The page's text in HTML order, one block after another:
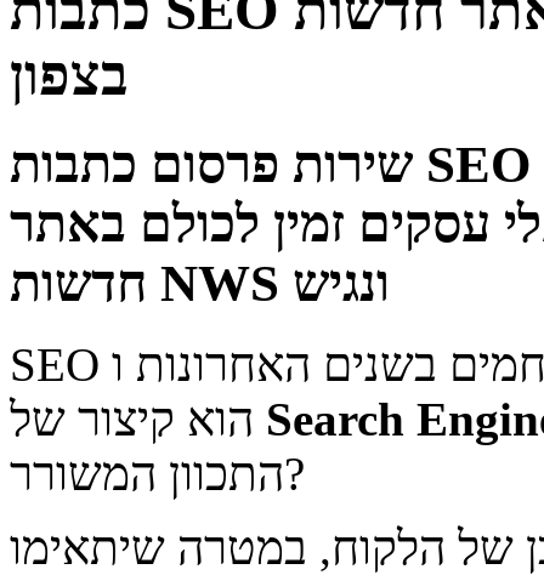
בצפון
שירות פרסום כתבות SEO או כתבות בעלות תוכן שיווקי
עסקים זמין לכולם באתר
חדשות NWS ונגיש
SEO נחשב לאחד הנושאים היותר חמים בשנים האחרונות ו-SEO
Search
התכוון המשורר?
של הלקוח, במטרה שיתאימו